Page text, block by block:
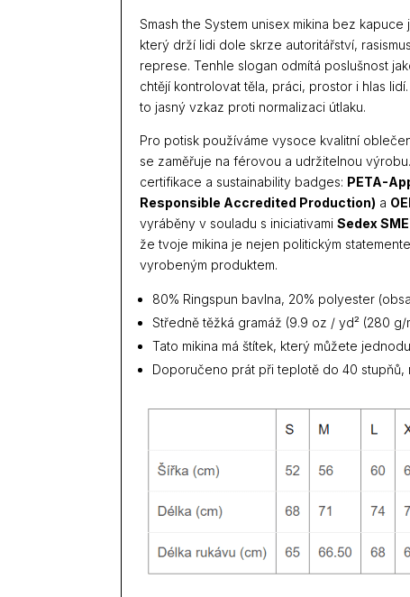
Smash the System unisex mikina bez
který drží lidi dole skrze autoritářství,
represe. Tenhle slogan odmítá poslušnost
chtějí kontrolovat těla, práci, prostor i hlas
to jasný vzkaz proti normalizaci útlaku.
Pro potisk používáme vysoce kvalitní
se zaměřuje na férovou a udržitelnou
certifikace a sustainability badges: PETA-
Responsible Accredited Production) a
vyráběny v souladu s iniciativamiSedex
že tvoje mikina je nejen politickým
vyrobeným produktem.
80% Ringspun bavlna, 20% polyester
Středně těžká gramáž (9.9 oz / yd² (280 g/
Tato mikina má štítek, který můžete
Doporučeno prát při teplotě do 40 stupňů,